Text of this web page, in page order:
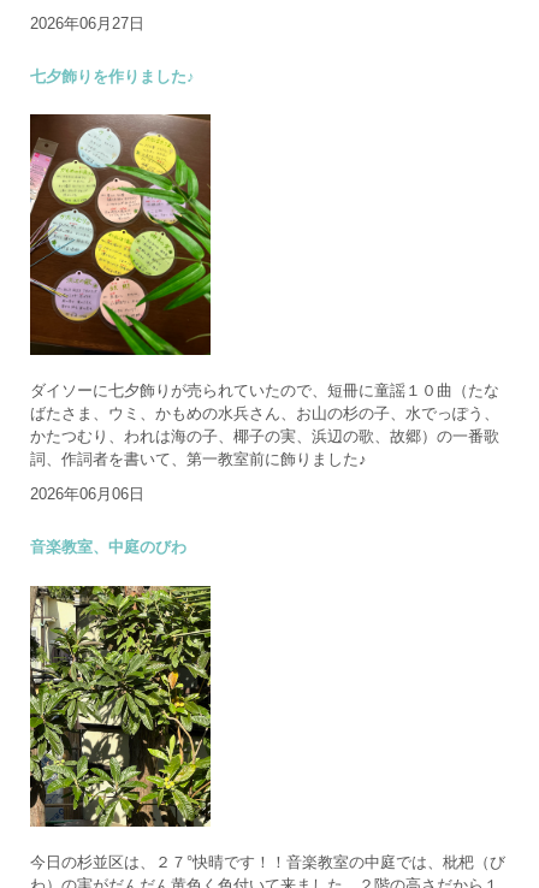
2026年06月27日
七夕飾りを作りました♪
ダイソーに七夕飾りが売られていたので、短冊に童謡１０曲（たな
ばたさま、ウミ、かもめの水兵さん、お山の杉の子、水でっぽう、
かたつむり、われは海の子、椰子の実、浜辺の歌、故郷）の一番歌
詞、作詞者を書いて、第一教室前に飾りました♪
2026年06月06日
音楽教室、中庭のびわ
今日の杉並区は、２７°快晴です！！音楽教室の中庭では、枇杷（び